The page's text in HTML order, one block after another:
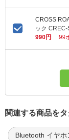
CROSS
ック
990円
99
関連する商品を
Bluetooth イヤホ